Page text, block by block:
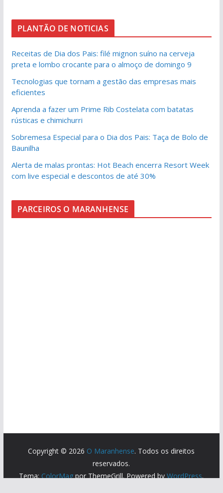
PLANTÃO DE NOTICIAS
Receitas de Dia dos Pais: filé mignon suíno na cerveja
preta e lombo crocante para o almoço de domingo 9
Tecnologias que tornam a gestão das empresas mais
eficientes
Aprenda a fazer um Prime Rib Costelata com batatas
rústicas e chimichurri
Sobremesa Especial para o Dia dos Pais: Taça de Bolo de
Baunilha
Alerta de malas prontas: Hot Beach encerra Resort Week
com live especial e descontos de até 30%
PARCEIROS O MARANHENSE
Copyright © 2026 O Maranhense. Todos os direitos
reservados.
Tema: ColorMag por ThemeGrill. Powered byWordPress.